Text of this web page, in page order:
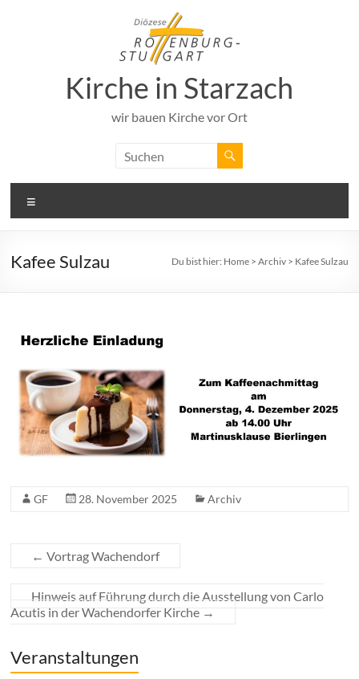
Kirche in Starzach
wir bauen Kirche vor Ort
Kafee Sulzau Du bist hier: Home> Archiv> Kafee Sulzau
GF 28. November 2025 Archiv
← Vortrag Wachendorf
Hinweis auf Führung durch die Ausstellung von Carlo
Acutis in der Wachendorfer Kirche →
Veranstaltungen